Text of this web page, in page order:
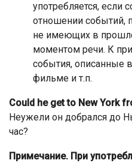
употребляется, если
отношении
не имеющих в
моментом речи. К
события, описанные
фильме и т.п.
Could he get to New York
Неужели он добрался до
час?
Примечание. При